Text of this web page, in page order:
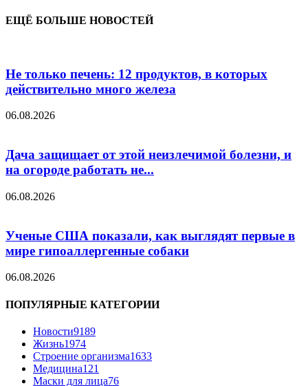
ЕЩЁ БОЛЬШЕ НОВОСТЕЙ
Не только печень: 12 продуктов, в которых
действительно много железа
06.08.2026
Дача защищает от этой неизлечимой болезни, и
на огороде работать не...
06.08.2026
Ученые США показали, как выглядят первые в
мире гипоаллергенные собаки
06.08.2026
ПОПУЛЯРНЫЕ КАТЕГОРИИ
Новости9189
Жизнь1974
Строение организма1633
Медицина121
Маски для лица76